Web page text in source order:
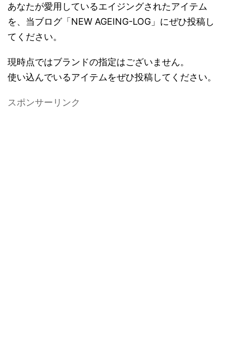
あなたが愛用しているエイジングされたアイテム
を、当ブログ「NEW AGEING-LOG」にぜひ投稿し
てください。
現時点ではブランドの指定はございません。
使い込んでいるアイテムをぜひ投稿してください。
スポンサーリンク